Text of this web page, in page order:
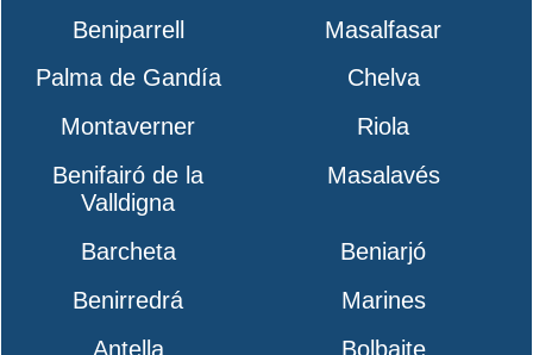
Beniparrell
Masalfasar
Palma de Gandía
Chelva
Montaverner
Riola
Benifairó de la
Valldigna
Masalavés
Barcheta
Beniarjó
Benirredrá
Marines
Antella
Bolbaite